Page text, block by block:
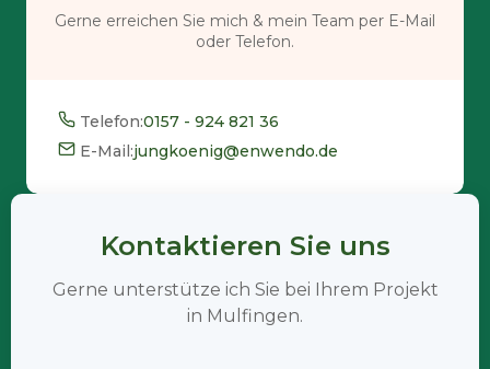
Gerne erreichen Sie mich & mein Team per E-Mail
oder Telefon.
Telefon:0157 - 924 821 36
E-Mail:jungkoenig@enwendo.de
Kontaktieren Sie uns
Gerne unterstütze ich Sie bei Ihrem Projekt
in Mulfingen.